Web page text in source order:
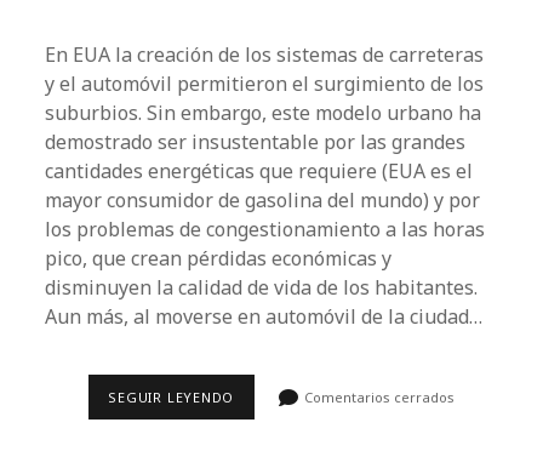
En EUA la creación de los sistemas de carreteras
y el automóvil permitieron el surgimiento de los
suburbios. Sin embargo, este modelo urbano ha
demostrado ser insustentable por las grandes
cantidades energéticas que requiere (EUA es el
mayor consumidor de gasolina del mundo) y por
los problemas de congestionamiento a las horas
pico, que crean pérdidas económicas y
disminuyen la calidad de vida de los habitantes.
Aun más, al moverse en automóvil de la ciudad…
SEGUIR LEYENDO PROBLEMASComentarios cerrados